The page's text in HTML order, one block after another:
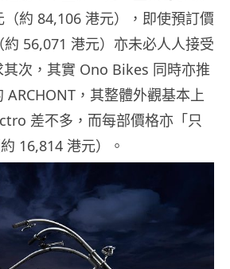
約 84,106 港元），即使預訂價
56,071 港元）亦未必人人接受
次，其實 Ono Bikes 同時亦推
ARCHONT，其整體外觀基本上
差不多，而每部價格亦「只
16,814 港元）。